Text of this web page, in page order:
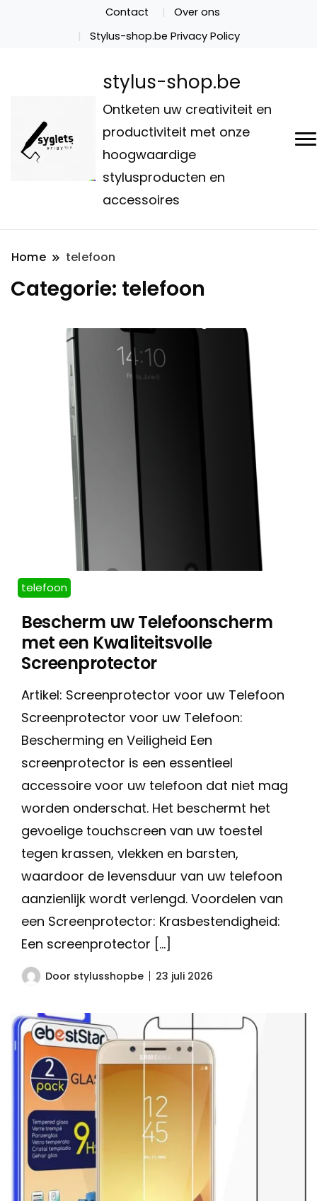
Contact
Over ons
Stylus-shop.be Privacy Policy
stylus-shop.be
Ontketen uw creativiteit en
productiviteit met onze
hoogwaardige
stylusproducten en
accessoires
Home telefoon
Categorie: telefoon
telefoon
Bescherm uw Telefoonscherm
met een Kwaliteitsvolle
Screenprotector
Artikel: Screenprotector voor uw Telefoon
Screenprotector voor uw Telefoon:
Bescherming en Veiligheid Een
screenprotector is een essentieel
accessoire voor uw telefoon dat niet mag
worden onderschat. Het beschermt het
gevoelige touchscreen van uw toestel
tegen krassen, vlekken en barsten,
waardoor de levensduur van uw telefoon
aanzienlijk wordt verlengd. Voordelen van
een Screenprotector: Krasbestendigheid:
Een screenprotector […]
Door stylusshopbe 23 juli 2026